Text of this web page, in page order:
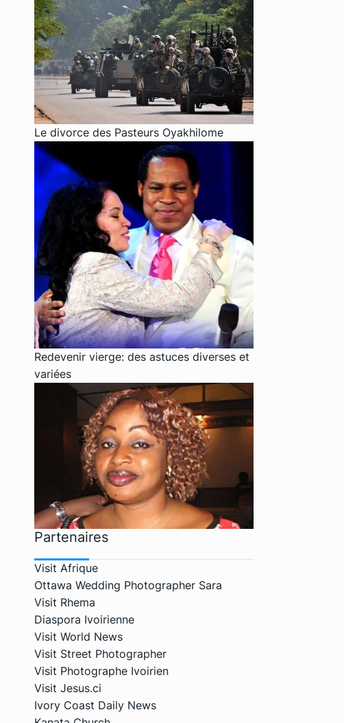
Le divorce des Pasteurs Oyakhilome
Redevenir vierge: des astuces diverses et
variées
Partenaires
Visit Afrique
Ottawa Wedding Photographer Sara
Visit Rhema
Diaspora Ivoirienne
Visit World News
Visit Street Photographer
Visit Photographe Ivoirien
Visit Jesus.ci
Ivory Coast Daily News